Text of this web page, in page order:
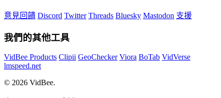
意見回饋 Discord Twitter Threads Bluesky Mastodon 支援
我們的其他工具
VidBee Products Clipii GeoChecker Viora BoTab VidVerse
lmspeed.net
© 2026 VidBee.